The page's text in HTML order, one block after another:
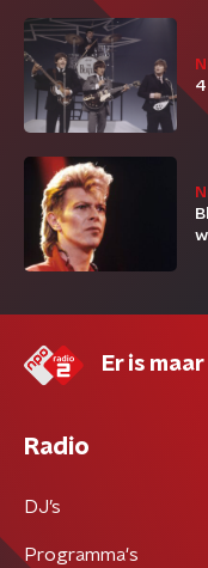
Er is
Radio
DJ’s
Programma's